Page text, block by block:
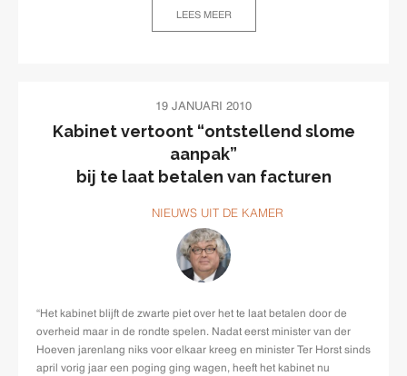
LEES MEER
19 JANUARI 2010
Kabinet vertoont “ontstellend slome
aanpak”
bij te laat betalen van facturen
NIEUWS UIT DE KAMER
“Het kabinet blijft de zwarte piet over het te laat betalen door de
overheid maar in de rondte spelen. Nadat eerst minister van der
Hoeven jarenlang niks voor elkaar kreeg en minister Ter Horst sinds
april vorig jaar een poging ging wagen, heeft het kabinet nu